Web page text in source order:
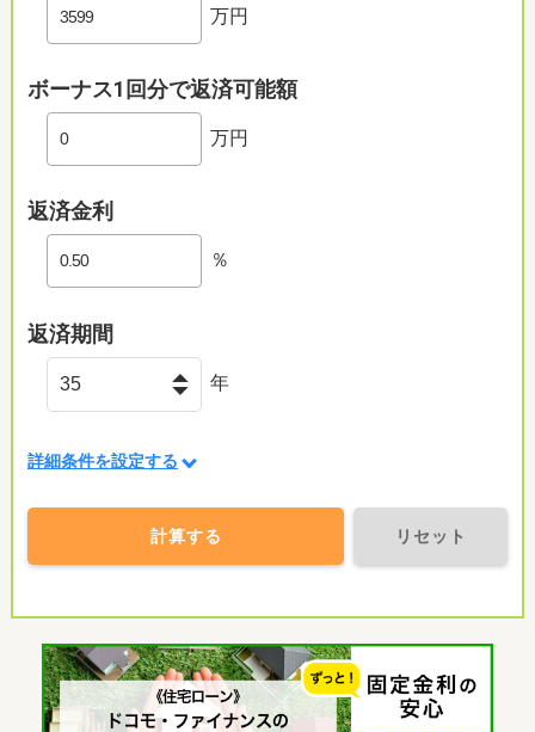
万円
ボーナス1回分で返済可能額
万円
返済金利
％
返済期間
年
詳細条件を設定する
計算する リセット